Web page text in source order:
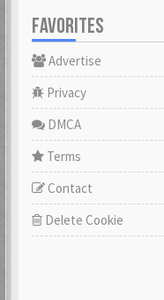
FAVORITES
Advertise
Privacy
DMCA
Terms
Contact
Delete Cookie